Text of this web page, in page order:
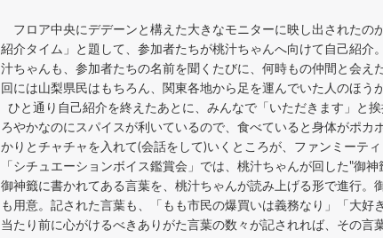
フロア中央にデデーンと構えた大きなモニターに映し出されたの
紹介タイム」と題して、参加者たちが桃汁ちゃんへ向けて自己紹
汁ちゃんも、参加者たちの名前を聞くたびに、何時もの仲間と会
回には山梨県民はもちろん、関東各地から足を運んでいた人のほ
ひと通り自己紹介を終えたあとに、みんなで「いただきます」と
ろやかなのにスパイスが利いているので、食べていると身体がポ
かりとチャチャを入れて(会話をして)いくところが、ファンミーティ
「シチュエーションボイス鑑賞会」では、桃汁ちゃんが回した"御
御神籤に書かれてある言葉を、桃汁ちゃんが読み上げる形で進行
も用意。記された言葉も、「もも市民の爆買いは義務なり」「大
当たり前に心がけるべきありがた言葉の数々が記されれば、その言